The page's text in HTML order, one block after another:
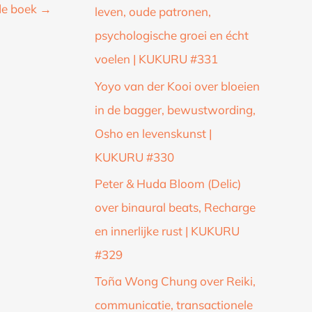
boek →
leven, oude patronen,
psychologische groei en écht
voelen | KUKURU #331
Yoyo van der Kooi over bloeien
in de bagger, bewustwording,
Osho en levenskunst |
KUKURU #330
Peter & Huda Bloom (Delic)
over binaural beats, Recharge
en innerlijke rust | KUKURU
#329
Toña Wong Chung over Reiki,
communicatie, transactionele